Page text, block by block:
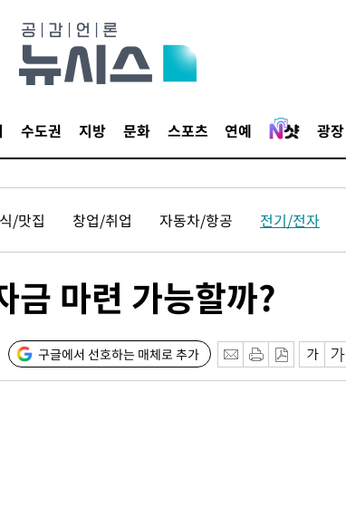
수도권 지방 문화 스포츠 연예 광장
/맛집 창업/취업 자동차/항공 전기/전자
마련 가능할까?
구글에서 선호하는 매체로 추가